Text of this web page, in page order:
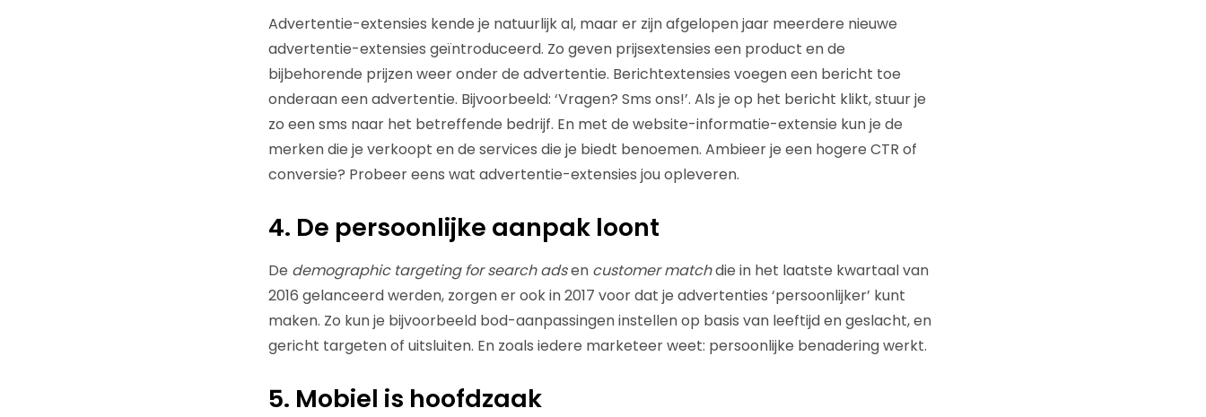
Advertentie-extensies kende je natuurlijk al, maar er zijn afgelopen jaar meerdere nieuwe
advertentie-extensies geïntroduceerd. Zo geven prijsextensies een product en de
bijbehorende prijzen weer onder de advertentie. Berichtextensies voegen een bericht toe
onderaan een advertentie. Bijvoorbeeld: ‘Vragen? Sms ons!’. Als je op het bericht klikt, stuur je
zo een sms naar het betreffende bedrijf. En met de website-informatie-extensie kun je de
merken die je verkoopt en de services die je biedt benoemen. Ambieer je een hogere CTR of
conversie? Probeer eens wat advertentie-extensies jou opleveren.
4. De persoonlijke aanpak loont
De demographic targeting for search adsen customer matchdie in het laatste kwartaal van
2016 gelanceerd werden, zorgen er ook in 2017 voor dat je advertenties ‘persoonlijker’ kunt
maken. Zo kun je bijvoorbeeld bod-aanpassingen instellen op basis van leeftijd en geslacht, en
gericht targeten of uitsluiten. En zoals iedere marketeer weet: persoonlijke benadering werkt.
5. Mobiel is hoofdzaak